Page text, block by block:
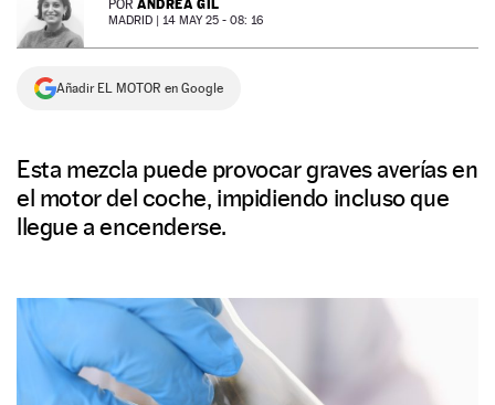
NEWSLETTER
SÍGUENOS
POR ANDREA GIL
MADRID | 14 MAY 25 - 08: 16
Añadir EL MOTOR en Google
Esta mezcla puede provocar graves averías en
el motor del coche, impidiendo incluso que
llegue a encenderse.